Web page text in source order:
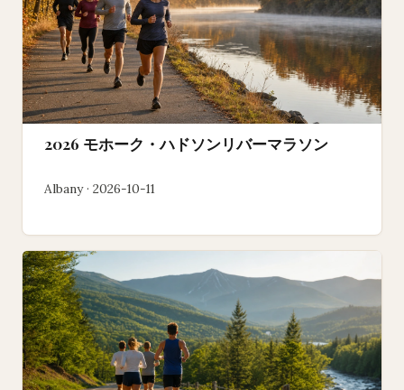
2026 モホーク・ハドソンリバーマラソン
Albany · 2026-10-11